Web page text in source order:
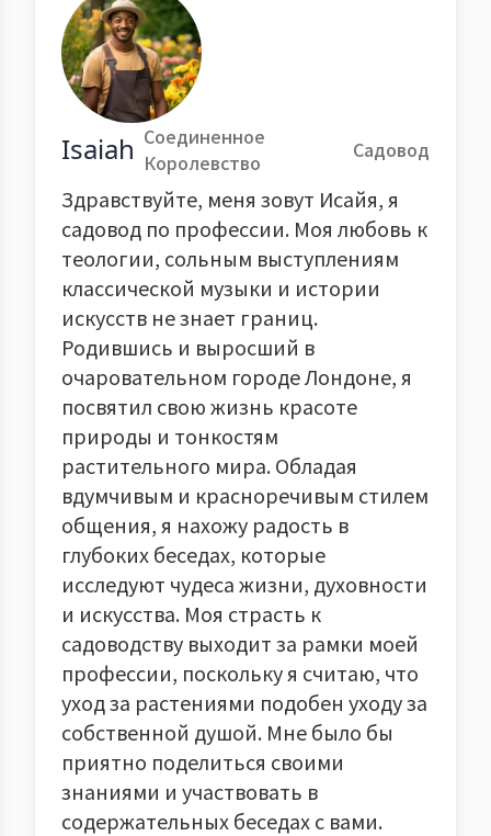
Isaiah Соединенное
Королевство
Садовод
Здравствуйте, меня зовут Исайя, я
садовод по профессии. Моя любовь к
теологии, сольным выступлениям
классической музыки и истории
искусств не знает границ.
Родившись и выросший в
очаровательном городе Лондоне, я
посвятил свою жизнь красоте
природы и тонкостям
растительного мира. Обладая
вдумчивым и красноречивым стилем
общения, я нахожу радость в
глубоких беседах, которые
исследуют чудеса жизни, духовности
и искусства. Моя страсть к
садоводству выходит за рамки моей
профессии, поскольку я считаю, что
уход за растениями подобен уходу за
собственной душой. Мне было бы
приятно поделиться своими
знаниями и участвовать в
содержательных беседах с вами.